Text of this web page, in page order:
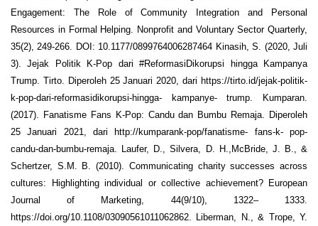
Engagement: The Role of Community Integration and Personal
Resources in Formal Helping. Nonprofit and Voluntary Sector Quarterly,
35(2), 249-266. DOI: 10.1177/0899764006287464 Kinasih, S. (2020, Juli
3). Jejak Politik K-Pop dari #ReformasiDikorupsi hingga Kampanya
Trump. Tirto. Diperoleh 25 Januari 2020, dari https://tirto.id/jejak-politik-
k-pop-dari-reformasidikorupsi-hingga- kampanye- trump. Kumparan.
(2017). Fanatisme Fans K-Pop: Candu dan Bumbu Remaja. Diperoleh
25 Januari 2021, dari http://kumparank-pop/fanatisme- fans-k- pop-
candu-dan-bumbu-remaja. Laufer, D., Silvera, D. H.,McBride, J. B., &
Schertzer, S.M. B. (2010). Communicating charity successes across
cultures: Highlighting individual or collective achievement? European
Journal of Marketing, 44(9/10), 1322– 1333.
https://doi.org/10.1108/03090561011062862. Liberman, N., & Trope, Y.